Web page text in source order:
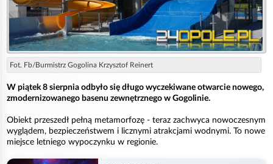
Fot. Fb/Burmistrz Gogolina Krzysztof Reinert
W piątek 8 sierpnia odbyło się długo wyczekiwane otwarcie nowego,
zmodernizowanego basenu zewnętrznego w Gogolinie.
Obiekt przeszedł pełną metamorfozę - teraz zachwyca nowoczesnym
wyglądem, bezpieczeństwem i licznymi atrakcjami wodnymi. To nowe
miejsce letniego wypoczynku w regionie.